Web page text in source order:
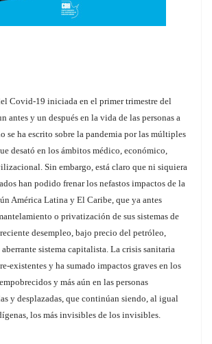
Covid-19 iniciada en el primer trimestre del
antes y un después en la vida de las personas a
se ha escrito sobre la pandemia por las múltiples
desató en los ámbitos médico, económico,
Sin embargo, está claro que ni siquiera
han podido frenar los nefastos impactos de la
América Latina y El Caribe, que ya antes
o privatización de sus sistemas de
desempleo, bajo precio del petróleo,
sistema capitalista. La crisis sanitaria
existentes y ha sumado impactos graves en los
y más aún en las personas
y desplazadas, que continúan siendo, al igual
los más invisibles de los invisibles.